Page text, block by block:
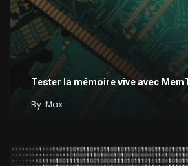
Tester la mémoire vive avec
By Max